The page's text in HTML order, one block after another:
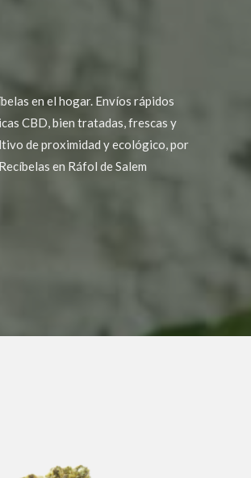
en el hogar. Envíos rápidos
CBD, bien tratadas, frescas y
de proximidad y ecológico, por
en Ráfol de Salem